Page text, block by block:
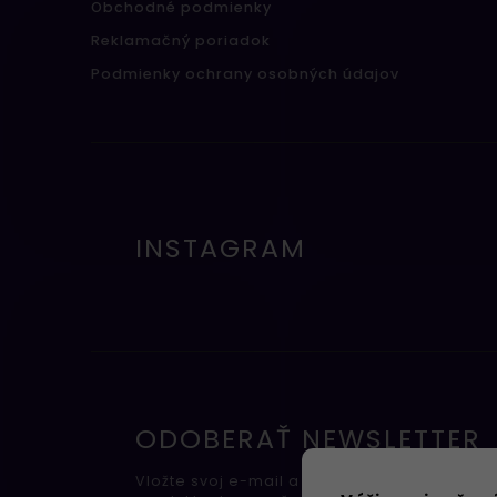
Obchodné podmienky
Reklamačný poriadok
Podmienky ochrany osobných údajov
INSTAGRAM
ODOBERAŤ NEWSLETTER
Vložte svoj e-mail a my Vám budeme